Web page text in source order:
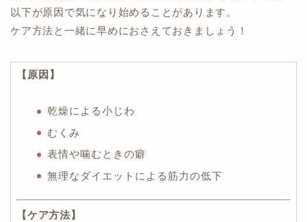
以下が原因で気になり始めることがあります。
ケア方法と一緒に早めにおさえておきましょう！
【原因】
乾燥による小じわ
むくみ
表情や噛むときの癖
無理なダイエットによる筋力の低下
【ケア方法】